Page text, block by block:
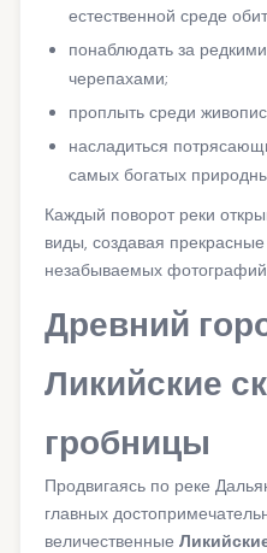
естественной среде
понаблюдать за
черепахами;
проплыть среди
насладиться
самых богатых
Каждый поворот реки
виды, создавая
незабываемых
Древний
Ликийские
гробницы
Продвигаясь по реке
главных
величественные